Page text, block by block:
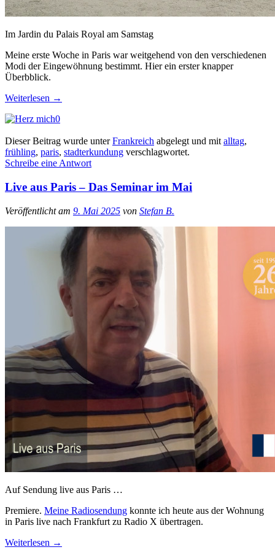
Im Jardin du Palais Royal am Samstag
Meine erste Woche in Paris war weitgehend von den verschiedenen
Modi der Eingewöhnung bestimmt. Hier ein erster knapper
Überbblick.
Weiterlesen →
0
Dieser Beitrag wurde unterFrankreich abgelegt und mit alltag,
frühling, paris, stadterkundung verschlagwortet.
Schreibe eine Antwort
Live aus Paris – Das Seminar im Mai
Veröffentlicht am 9. Mai 2025 von Stefan B.
Auf Sendung live aus Paris …
Premiere. Meine Radiosendung konnte ich heute aus der Wohnung
in Paris live nach Frankfurt zu Radio X übertragen.
Weiterlesen →